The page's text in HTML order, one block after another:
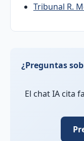
Tribunal R.
¿Preguntas
El chat IA cita